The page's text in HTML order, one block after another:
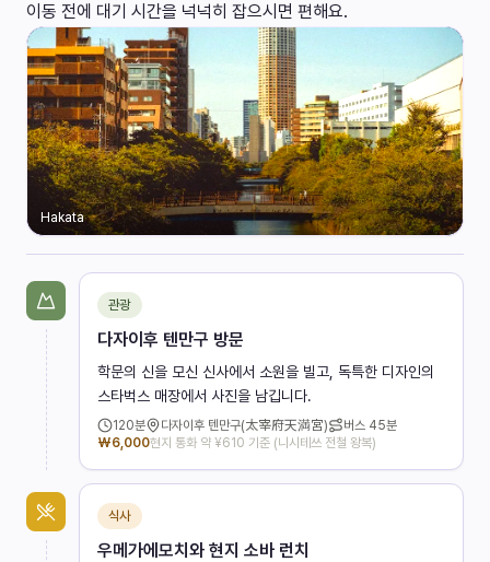
이동 전에 대기 시간을 넉넉히 잡으시면 편해요.
Hakata
관광
다자이후 텐만구 방문
학문의 신을 모신 신사에서 소원을 빌고, 독특한 디자인의
스타벅스 매장에서 사진을 남깁니다.
120분 다자이후 텐만구(太宰府天満宮) 버스 45분
₩6,000현지 통화 약 ¥610 기준 (니시테쓰 전철 왕복)
식사
우메가에모치와 현지 소바 런치